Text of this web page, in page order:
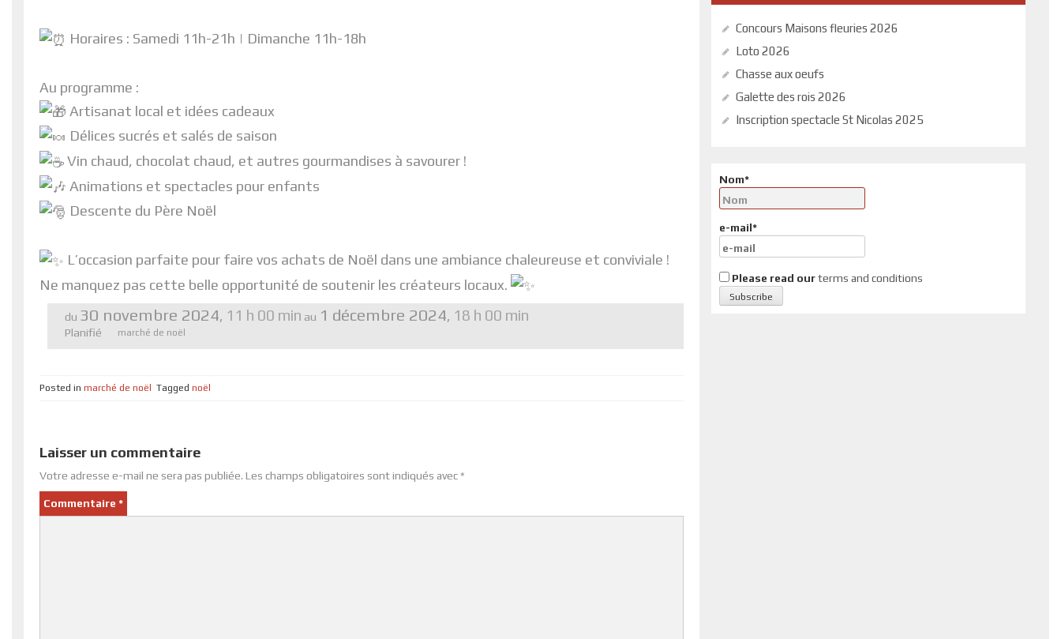
Horaires : Samedi 11h-21h | Dimanche 11h-18h
Au programme :
Artisanat local et idées cadeaux
Délices sucrés et salés de saison
Vin chaud, chocolat chaud, et autres gourmandises à savourer !
Animations et spectacles pour enfants
Descente du Père Noël
L’occasion parfaite pour faire vos achats de Noël dans une ambiance chaleureuse et conviviale !
Ne manquez pas cette belle opportunité de soutenir les créateurs locaux.
du 30 novembre 2024, 11 h 00 min au 1 décembre 2024, 18 h 00 min
Planifié marché de noël
Posted in marché de noël Tagged noël
Laisser un commentaire
Votre adresse e-mail ne sera pas publiée. Les champs obligatoires sont indiqués avec*
Commentaire *
Concours Maisons fleuries 2026
Loto 2026
Chasse aux oeufs
Galette des rois 2026
Inscription spectacle St Nicolas 2025
Nom*
e-mail*
Please read ourterms and conditions